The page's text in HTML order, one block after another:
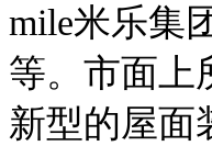
mile米乐集
等。市面上
新型的屋面